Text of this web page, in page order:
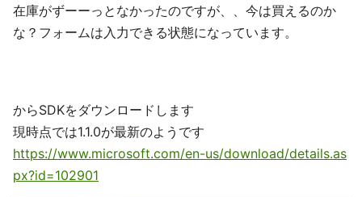
在庫がずーーっとなかったのですが、、今は買えるのか
な？フォームは入力できる状態になっています。
からSDKをダウンロードします
現時点では1.1.0が最新のようです
https://www.microsoft.com/en-us/download/details.as
px?id=102901